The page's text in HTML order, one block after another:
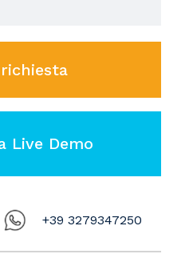
Live Demo
+39 3279347250